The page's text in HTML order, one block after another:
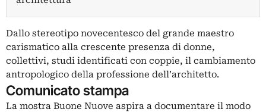
Dallo stereotipo novecentesco del grande maestro
carismatico alla crescente presenza di donne,
collettivi, studi identificati con coppie, il cambiamento
antropologico della professione dell’architetto.
Comunicato stampa
La mostra Buone Nuove aspira a documentare il modo